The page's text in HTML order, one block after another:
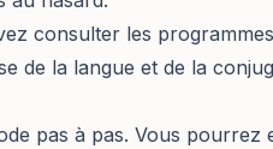
consulter les
de la langue et de la
pas à pas. Vous